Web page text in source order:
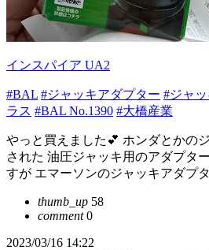
インスパイア UA2
#BAL #ジャッキアダプター #ジャ
ラス #BAL No.1390 #大橋産業
やっと買えました💕 ホンダとかの
された 油圧ジャッキ用のアダプタ
すが エマーソンのジャッキアダプ
thumb_up 58
comment0
2023/03/16 14:22